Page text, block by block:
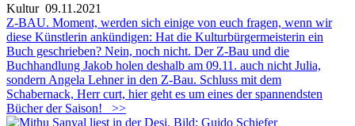
Kultur09.11.2021
Z-BAU. Moment, werden sich einige von euch fragen, wenn wir
diese Künstlerin ankündigen: Hat die Kulturbürgermeisterin ein
Buch geschrieben? Nein, noch nicht. Der Z-Bau und die
Buchhandlung Jakob holen deshalb am 09.11. auch nicht Julia,
sondern Angela Lehner in den Z-Bau. Schluss mit dem
Schabernack, Herr curt, hier geht es um eines der spannendsten
Bücher der Saison!
>>